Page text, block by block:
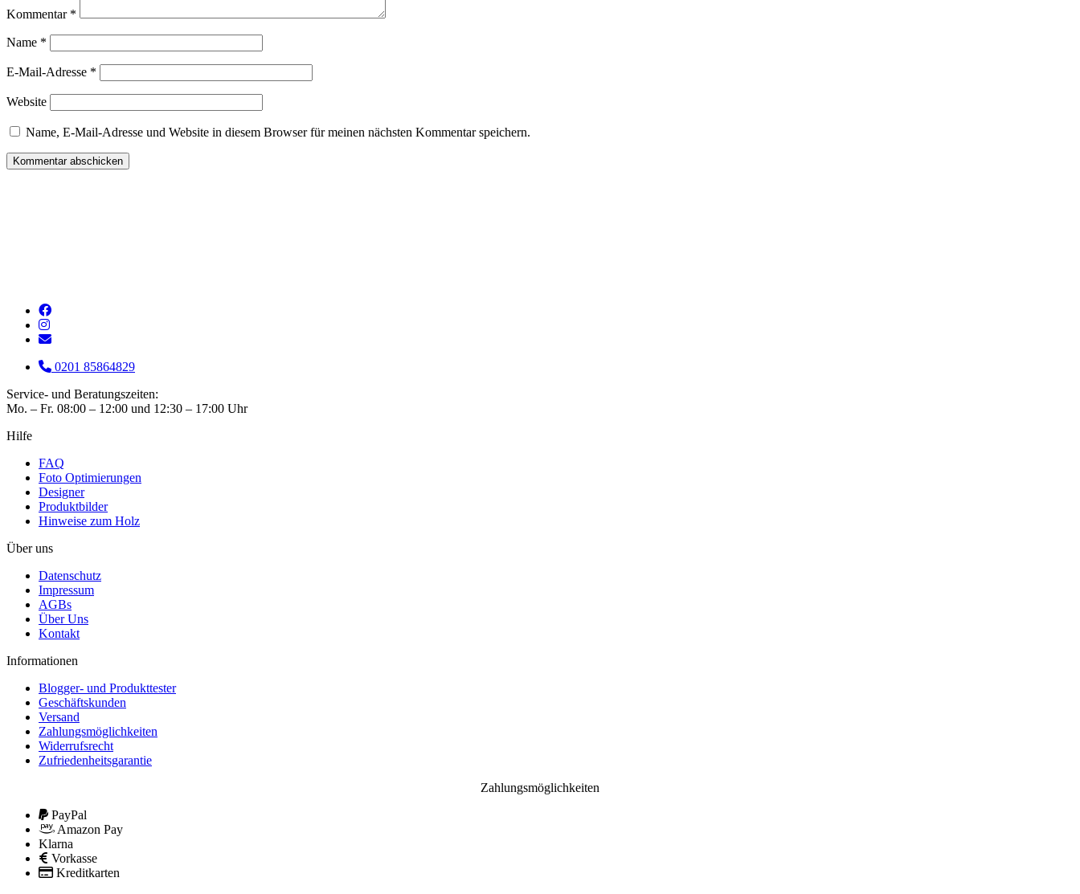
Kommentar *
Name *
E-Mail-Adresse *
Website
Name, E-Mail-Adresse und Website in diesem Browser für meinen nächsten Kommentar speichern.
0201 85864829
Service- und Beratungszeiten:
Mo. – Fr. 08:00 – 12:00 und 12:30 – 17:00 Uhr
Hilfe
FAQ
Foto Optimierungen
Designer
Produktbilder
Hinweise zum Holz
Über uns
Datenschutz
Impressum
AGBs
Über Uns
Kontakt
Informationen
Blogger- und Produkttester
Geschäftskunden
Versand
Zahlungsmöglichkeiten
Widerrufsrecht
Zufriedenheitsgarantie
Zahlungsmöglichkeiten
PayPal
Amazon Pay
Klarna
Vorkasse
Kreditkarten